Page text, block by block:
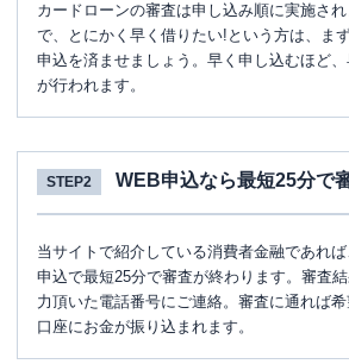
カードローンの審査は申し込み順に実施さ
で、とにかく早く借りたい!という方は、ま
申込を済ませましょう。早く申し込むほど
が行われます。
STEP2 WEB申込なら最短25分で
当サイトで紹介している消費者金融であれ
申込で最短25分で審査が終わります。審査
力頂いた電話番号にご連絡。審査に通れば
口座にお金が振り込まれます。